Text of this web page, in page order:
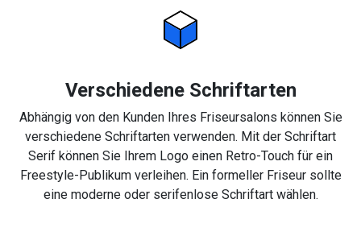
Verschiedene Schriftarten
Abhängig von den Kunden Ihres Friseursalons können Sie
verschiedene Schriftarten verwenden. Mit der Schriftart
Serif können Sie Ihrem Logo einen Retro-Touch für ein
Freestyle-Publikum verleihen. Ein formeller Friseur sollte
eine moderne oder serifenlose Schriftart wählen.